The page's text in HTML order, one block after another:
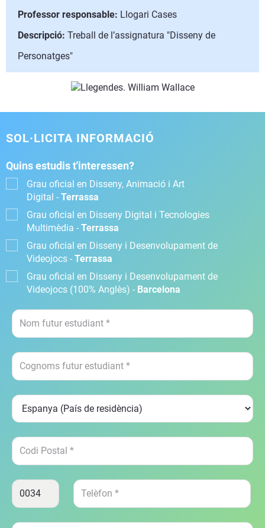
Professor responsable: Llogari Cases
Descripció: Treball de l’assignatura "Disseny de
Personatges"
SOL·LICITA INFORMACIÓ
Quins estudis t'interessen?
Grau oficial en Disseny, Animació i Art
Digital - Terrassa
Grau oficial en Disseny Digital i Tecnologies
Multimèdia - Terrassa
Grau oficial en Disseny i Desenvolupament de
Videojocs - Terrassa
Grau oficial en Disseny i Desenvolupament de
Videojocs (100% Anglès) - Barcelona